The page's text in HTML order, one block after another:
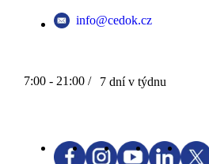
info@cedok.cz
7:00 - 21:00 / 7 dní v týdnu